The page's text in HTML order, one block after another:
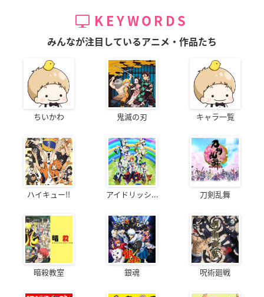
KEYWORDS
みんなが注目しているアニメ・作品たち
ちいかわ 鬼滅の刃 キャラ一覧
ハイキュー!! アイドリッシ... 刀剣乱舞
暗殺教室 銀魂 呪術廻戦